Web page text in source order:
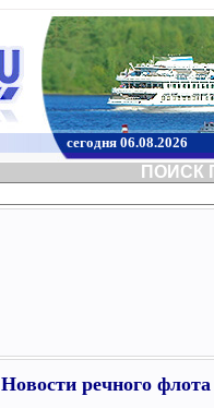
сегодня 06.08.2026
ПОИСК
Новости речного